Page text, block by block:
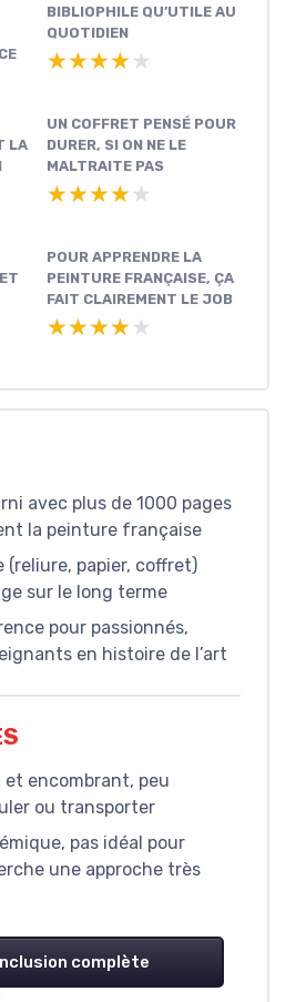
BIBLIOPHILE QU’UTILE AU
QUOTIDIEN
★★★★★
★★★★★
LA
UN COFFRET PENSÉ POUR
DURER, SI ON NE LE
MALTRAITE PAS
★★★★★
★★★★★
POUR APPRENDRE LA
PEINTURE FRANÇAISE, ÇA
FAIT CLAIREMENT LE JOB
★★★★★
★★★★★
avec plus de 1000 pages
la peinture française
(reliure, papier, coffret)
sur le long terme
pour passionnés,
en histoire de l’art
encombrant, peu
ou transporter
pas idéal pour
une approche très
complète